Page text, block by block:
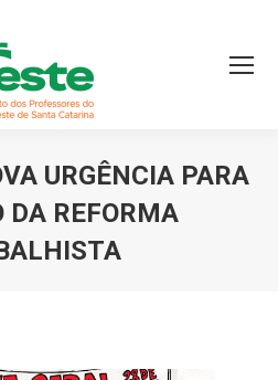
URGÊNCIA PARA
DA REFORMA